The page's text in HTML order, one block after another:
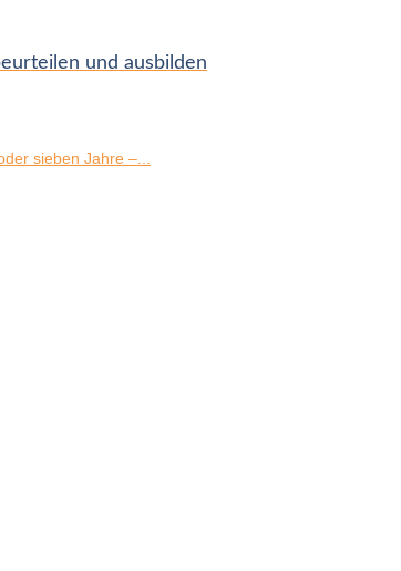
und ausbilden
sieben Jahre –...